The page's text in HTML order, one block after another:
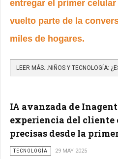
entregar el primer
vuelto parte de la
miles de hogares.
IA avanzada de
experiencia del cliente
precisas desde la
TECNOLOGÍA 29 MAY 2025